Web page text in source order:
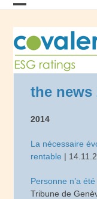
Skip
mobile
menu
mobile
menu
the news
2014
La nécessaire
rentable |
Personne n’a
Tribune de